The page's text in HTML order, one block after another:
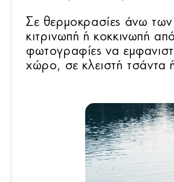
Σε θερμοκρασίες άνω
κιτρινωπή ή κοκκινωπή
φωτογραφίες να
χώρο, σε κλειστή τσάντα